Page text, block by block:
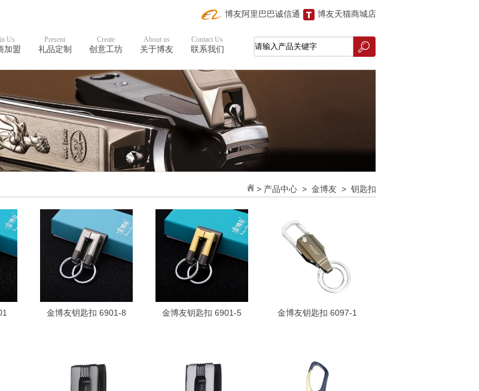
博友阿里巴巴诚信通 博友天猫商城店
Us
加盟
Present
礼品定制
Create
创意工坊
About us
关于博友
Contact Us
联系我们
> 产品中心 > 金博友 > 钥匙扣
金博友钥匙扣 6901-8 金博友钥匙扣 6901-5 金博友钥匙扣 6097-1